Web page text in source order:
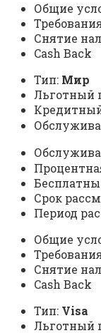
Общие
Снятие
Cash Back
Тип: Мир
Льготный
Срок
Период
Общие
Снятие
Cash Back
Тип: Visa
Льготный